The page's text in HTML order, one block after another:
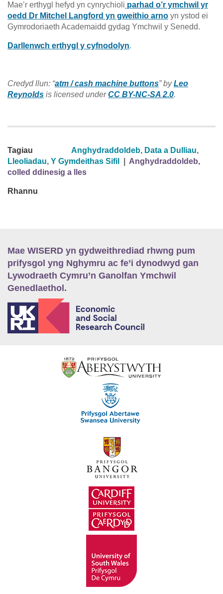
Mae’r erthygl hefyd yn cynrychioli parhad o’r ymchwil yr
oedd Dr Mitchel Langford yn gweithio arno yn ystod ei
Gymrodoriaeth Academaidd gydag Ymchwil y Senedd.
Darllenwch erthygl y cyfnodolyn.
Credyd llun: “atm / cash machine buttons” byLeo
Reynolds is licensed underCC BY-NC-SA 2.0.
Tagiau Anghydraddoldeb, Data a Dulliau,
Lleoliadau, Y Gymdeithas Sifil
Anghydraddoldeb,
colled ddinesig a lles
Rhannu
Mae WISERD yn gydweithrediad rhwng pum
prifysgol yng Nghymru ac fe’i dynodwyd gan
Lywodraeth Cymru’n Ganolfan Ymchwil
Genedlaethol.